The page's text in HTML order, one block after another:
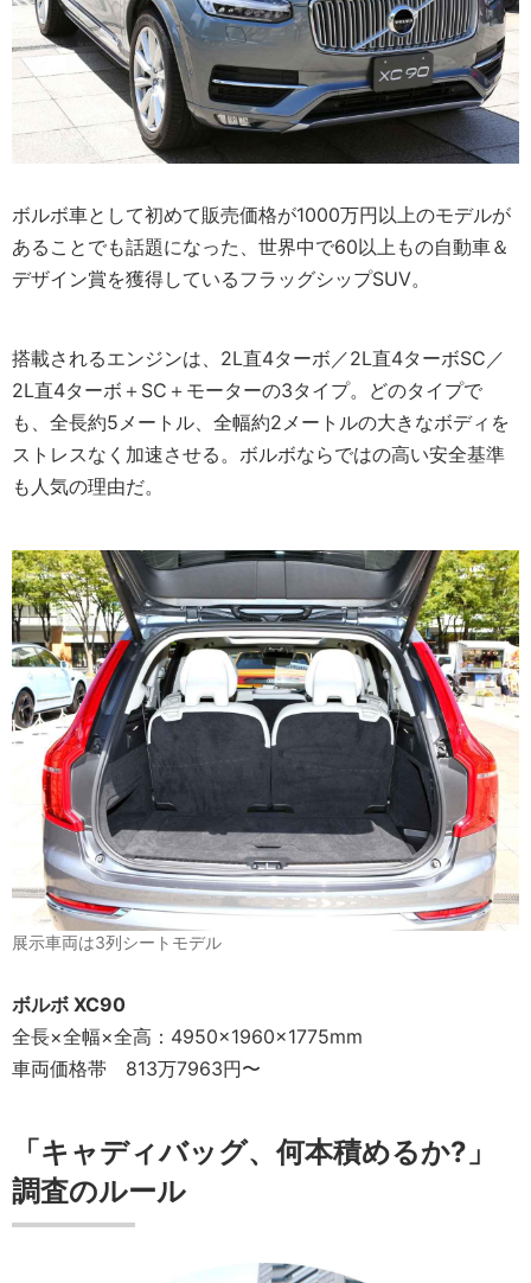
ボルボ車として初めて販売価格が1000万円以上のモデルが
あることでも話題になった、世界中で60以上もの自動車＆
デザイン賞を獲得しているフラッグシップSUV。
搭載されるエンジンは、2L直4ターボ／2L直4ターボSC／
2L直4ターボ＋SC＋モーターの3タイプ。どのタイプで
も、全長約5メートル、全幅約2メートルの大きなボディを
ストレスなく加速させる。ボルボならではの高い安全基準
も人気の理由だ。
展示車両は3列シートモデル
ボルボ XC90
全長×全幅×全高：4950×1960×1775mm
車両価格帯 813万7963円〜
「キャディバッグ、何本積めるか?」
調査のルール